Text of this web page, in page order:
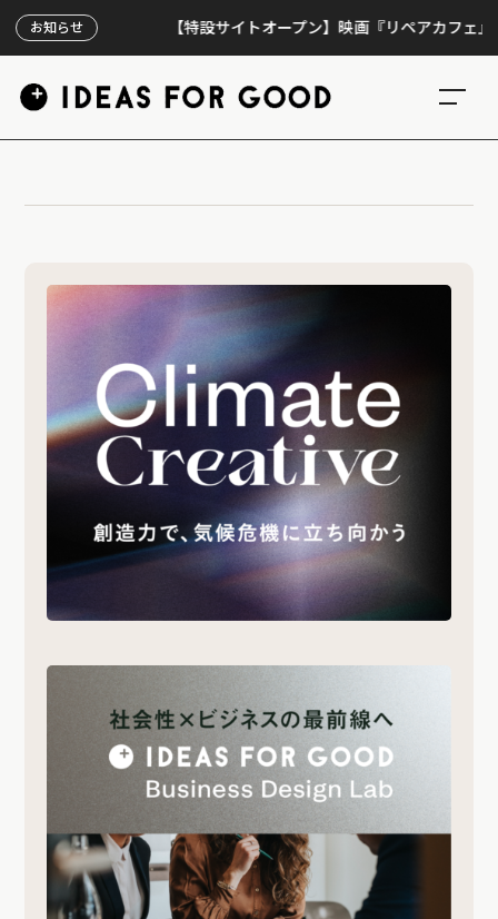
お知らせ 【特設サイトオープン】映画『リペアカフェ』、上